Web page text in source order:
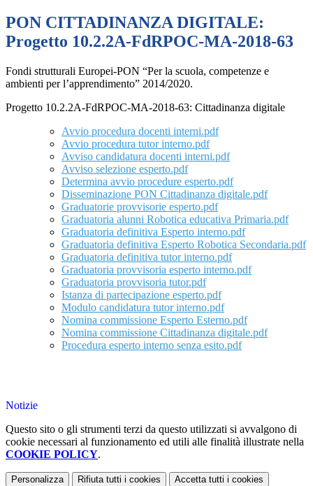
PON CITTADINANZA DIGITALE:
Progetto 10.2.2A-FdRPOC-MA-2018-63
Fondi strutturali Europei-PON “Per la scuola, competenze e
ambienti per l’apprendimento” 2014/2020.
Progetto 10.2.2A-FdRPOC-MA-2018-63: Cittadinanza digitale
Avvio procedura docenti interni.pdf
Avvio procedura tutor interno.pdf
Avviso candidatura docenti interni.pdf
Avviso selezione esperto.pdf
Determina avvio procedure esperto.pdf
Disseminazione PON Cittadinanza digitale.pdf
Graduatorie provvisorie esperto.pdf
Graduatoria alunni Robotica educativa Primaria.pdf
Graduatoria definitiva Esperto interno.pdf
Graduatoria definitiva Esperto Robotica Secondaria.pdf
Graduatoria definitiva tutor interno.pdf
Graduatoria provvisoria esperto interno.pdf
Graduatoria provvisoria tutor.pdf
Istanza di partecipazione esperto.pdf
Modulo candidatura tutor interno.pdf
Nomina commissione Esperto Esterno.pdf
Nomina commissione Cittadinanza digitale.pdf
Procedura esperto interno senza esito.pdf
Notizie
Questo sito o gli strumenti terzi da questo utilizzati si avvalgono di
cookie necessari al funzionamento ed utili alle finalità illustrate nella
COOKIE POLICY.
Personalizza Rifiuta tutti i cookies Accetta tutti i cookies